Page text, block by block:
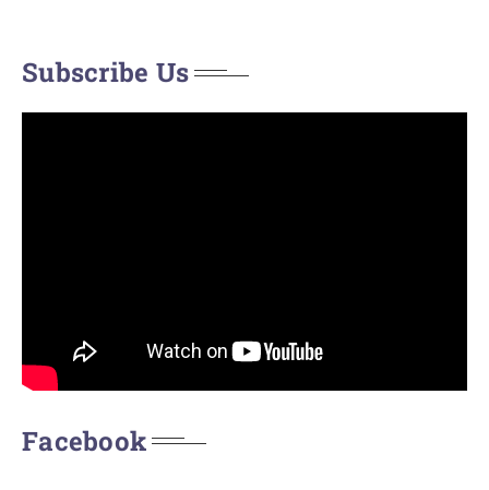
Subscribe Us
Facebook